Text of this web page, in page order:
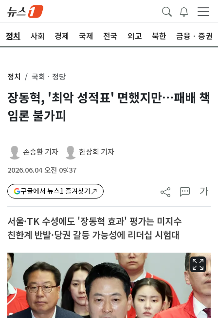
정치 사회 경제 국제 전국 외교 북한 금융ㆍ증권
정치 국회ㆍ정당
장동혁, '최악 성적표' 면했지만…패배 책
임론 불가피
손승환 기자 한상희 기자
2026.06.04 오전 09:37
구글에서 뉴스1 즐겨찾기 가
서울·TK 수성에도 '장동혁 효과' 평가는 미지수
친한계 반발·당권 갈등 가능성에 리더십 시험대